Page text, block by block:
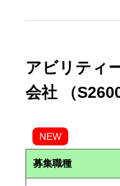
アビリティ
会社 （
NEW
募集職種